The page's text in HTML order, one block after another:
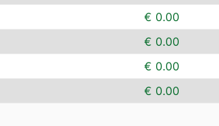
€ 0.00
€ 0.00
€ 0.00
€ 0.00